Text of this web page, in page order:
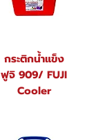
กระติกน้ำแข็ง
ฟูจิ 909/ FUJI
Cooler